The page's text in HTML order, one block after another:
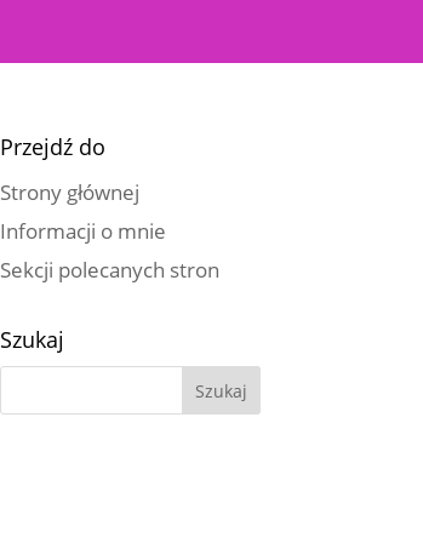
Przejdź do
Strony głównej
Informacji o mnie
Sekcji polecanych stron
Szukaj